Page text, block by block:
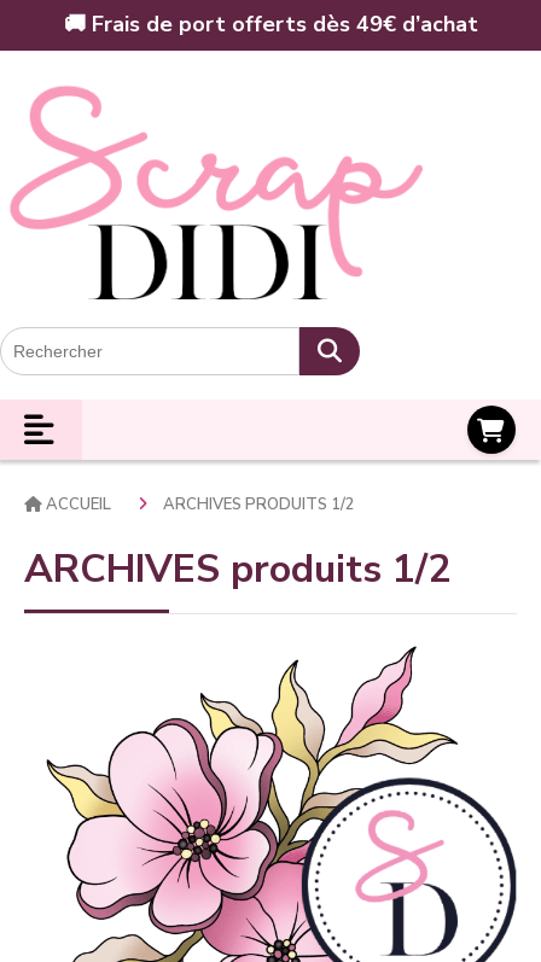
🚚 Frais de port offerts dès 49€ d’achat
ACCUEIL ARCHIVES PRODUITS 1/2
ARCHIVES produits 1/2